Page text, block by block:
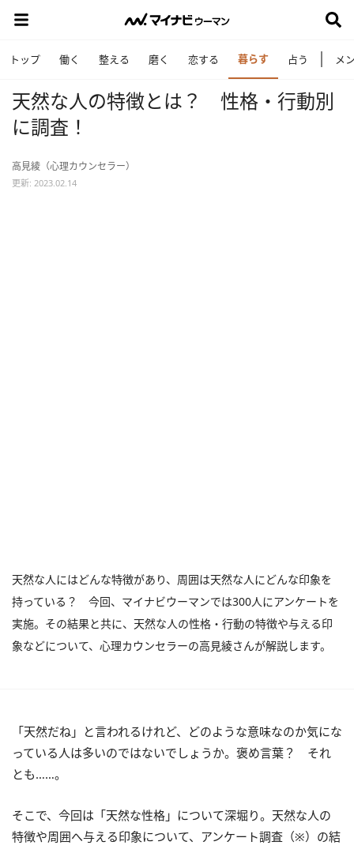
トップ 働く 整える 磨く 恋する 暮らす 占う メ
天然な人の特徴とは？ 性格・行動別
に調査！
高見綾（心理カウンセラー）
更新: 2023.02.14
天然な人にはどんな特徴があり、周囲は天然な人にどんな印象を
持っている？ 今回、マイナビウーマンでは300人にアンケートを
実施。その結果と共に、天然な人の性格・行動の特徴や与える印
象などについて、心理カウンセラーの高見綾さんが解説します。
「天然だね」と言われるけれど、どのような意味なのか気にな
っている人は多いのではないでしょうか。褒め言葉？ それ
とも……。
そこで、今回は「天然な性格」について深堀り。天然な人の
特徴や周囲へ与える印象について、アンケート調査（※）の結